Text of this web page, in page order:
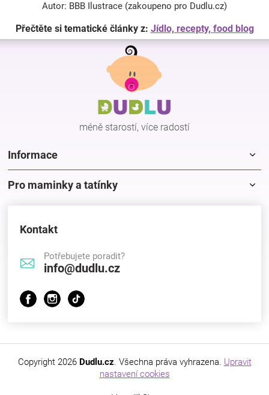
Autor: BBB Ilustrace (zakoupeno pro Dudlu.cz)
Přečtěte si tematické články z: Jídlo, recepty, food blog
Z
méně starostí, více radostí
Informace
Pro maminky a tatínky
Kontakt
Potřebujete poradit?
info@dudlu.cz
Copyright 2026 Dudlu.cz. Všechna práva vyhrazena. Upravit
nastavení cookies